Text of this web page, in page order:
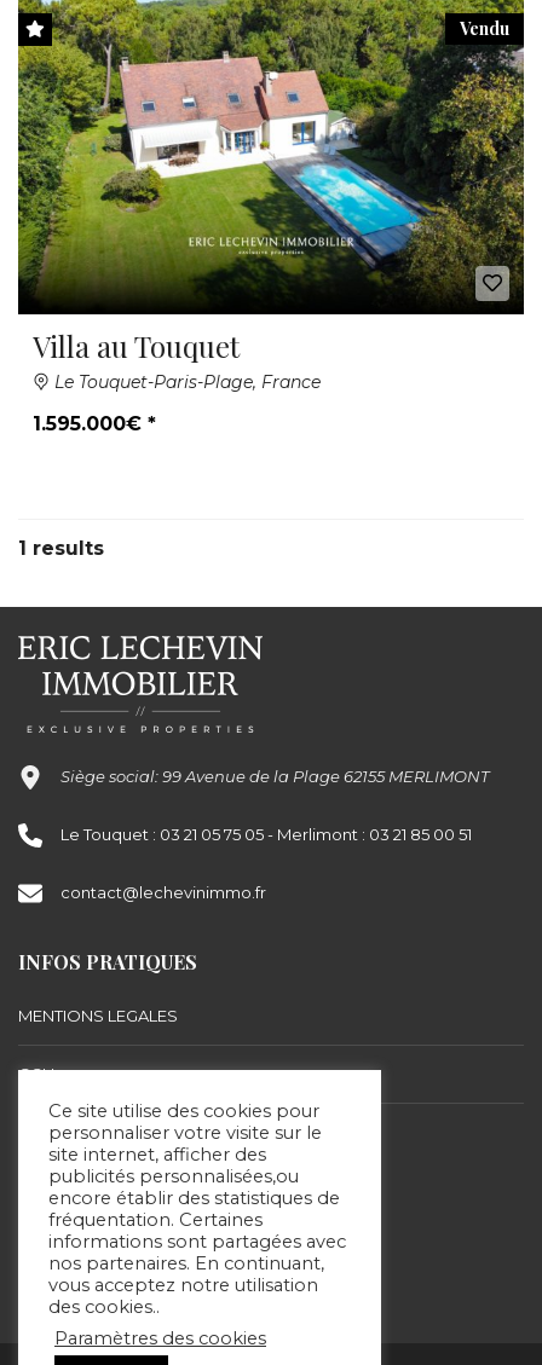
Vendu
Villa au Touquet
Le Touquet-Paris-Plage, France
1.595.000€ *
1 results
Siège social: 99 Avenue de la Plage 62155 MERLIMONT
Le Touquet : 03 21 05 75 05 - Merlimont : 03 21 85 00 51
contact@lechevinimmo.fr
INFOS PRATIQUES
MENTIONS LEGALES
CGU
BARÈME D’HONORAIRES
SUIVEZ-NOUS
Ce site utilise des cookies pour
personnaliser votre visite sur le
site internet, afficher des
publicités personnalisées,ou
encore établir des statistiques de
fréquentation. Certaines
informations sont partagées avec
nos partenaires. En continuant,
vous acceptez notre utilisation
des cookies..
Paramètres des cookies